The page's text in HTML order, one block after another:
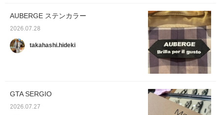
AUBERGE ステンカラー
2026.07.28
takahashi.hideki
GTA SERGIO
2026.07.27